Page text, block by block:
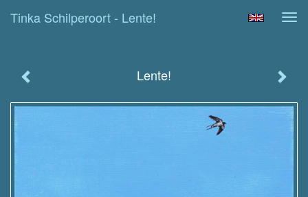
Tinka Schilperoort - Lente!
Lente!